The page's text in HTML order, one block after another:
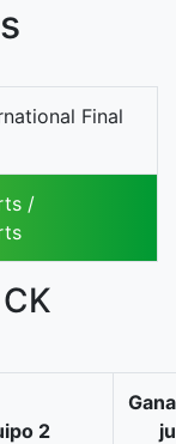
Final
/
CK
2